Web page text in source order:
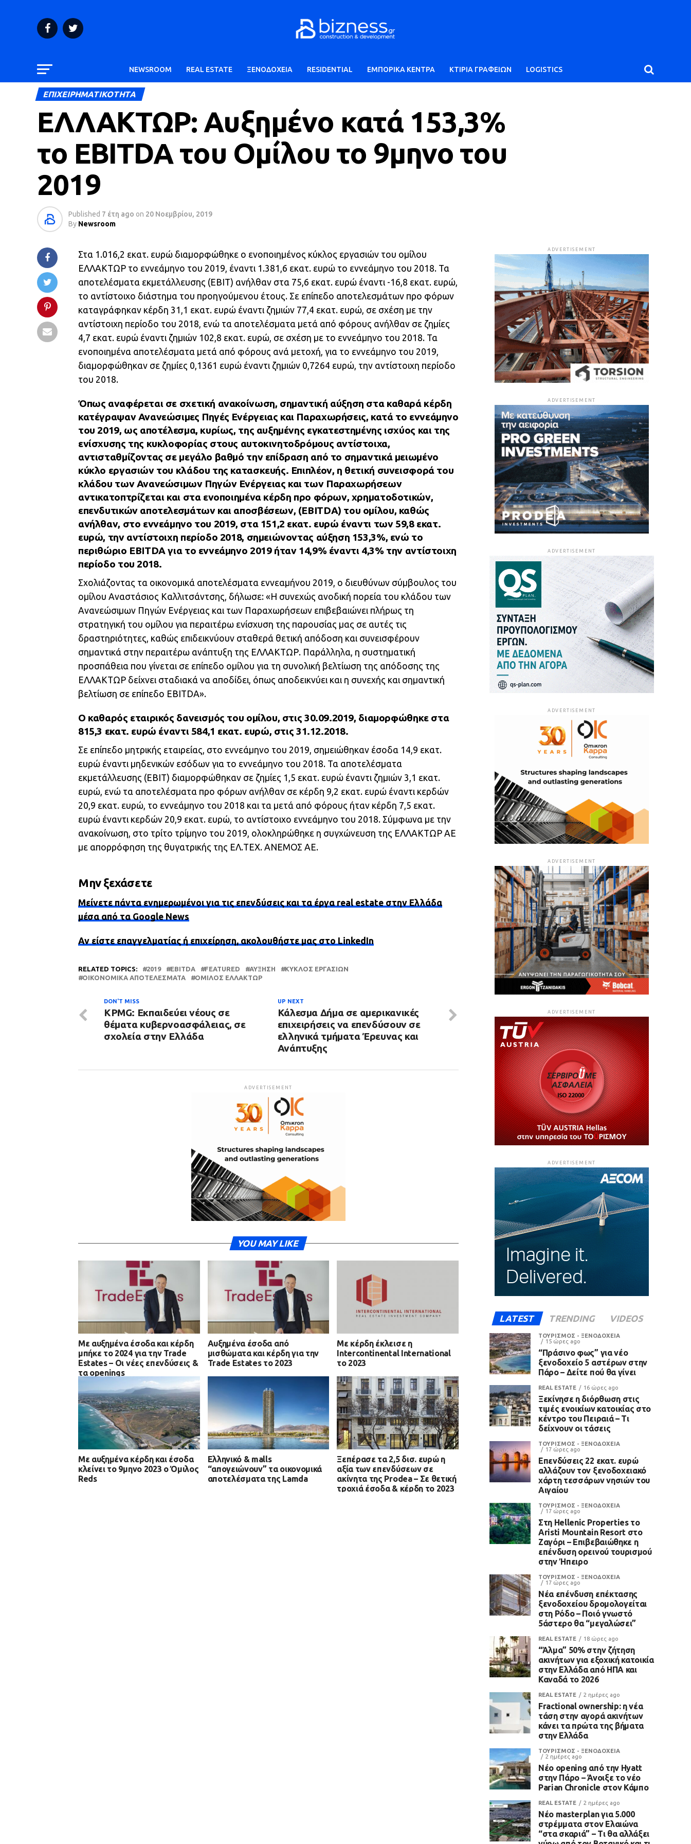
NEWSROOM REAL ESTATE ΞΕΝΟΔΟΧΕΙΑ RESIDENTIAL ΕΜΠΟΡΙΚΑ ΚΕΝΤΡΑ ΚΤΙΡΙΑ ΓΡΑΦΕΙΩΝ LOGISTICS
ΕΠΙΧΕΙΡΗΜΑΤΙΚΟΤΗΤΑ
ΕΛΛΑΚΤΩΡ: Αυξημένο κατά 153,3%
το EBITDA του Ομίλου το 9μηνο του
2019
Published 7 έτη ago on 20 Νοεμβρίου, 2019
By Newsroom
Στα 1.016,2 εκατ. ευρώ διαμορφώθηκε ο ενοποιημένος κύκλος εργασιών του ομίλου
ΕΛΛΑΚΤΩΡ το εννεάμηνο του 2019, έναντι 1.381,6 εκατ. ευρώ το εννεάμηνο του 2018. Τα
αποτελέσματα εκμετάλλευσης (ΕΒΙΤ) ανήλθαν στα 75,6 εκατ. ευρώ έναντι -16,8 εκατ. ευρώ,
το αντίστοιχο διάστημα του προηγούμενου έτους. Σε επίπεδο αποτελεσμάτων προ φόρων
καταγράφηκαν κέρδη 31,1 εκατ. ευρώ έναντι ζημιών 77,4 εκατ. ευρώ, σε σχέση με την
αντίστοιχη περίοδο του 2018, ενώ τα αποτελέσματα μετά από φόρους ανήλθαν σε ζημίες
4,7 εκατ. ευρώ έναντι ζημιών 102,8 εκατ. ευρώ, σε σχέση με το εννεάμηνο του 2018. Τα
ενοποιημένα αποτελέσματα μετά από φόρους ανά μετοχή, για το εννεάμηνο του 2019,
διαμορφώθηκαν σε ζημίες 0,1361 ευρώ έναντι ζημιών 0,7264 ευρώ, την αντίστοιχη περίοδο
του 2018.
Όπως αναφέρεται σε σχετική ανακοίνωση, σημαντική αύξηση στα καθαρά κέρδη
κατέγραψαν Ανανεώσιμες Πηγές Ενέργειας και Παραχωρήσεις, κατά το εννεάμηνο
του 2019, ως αποτέλεσμα, κυρίως, της αυξημένης εγκατεστημένης ισχύος και της
ενίσχυσης της κυκλοφορίας στους αυτοκινητοδρόμους αντίστοιχα,
αντισταθμίζοντας σε μεγάλο βαθμό την επίδραση από το σημαντικά μειωμένο
κύκλο εργασιών του κλάδου της κατασκευής. Επιπλέον, η θετική συνεισφορά του
κλάδου των Ανανεώσιμων Πηγών Ενέργειας και των Παραχωρήσεων
αντικατοπτρίζεται και στα ενοποιημένα κέρδη προ φόρων, χρηματοδοτικών,
επενδυτικών αποτελεσμάτων και αποσβέσεων, (EBITDA) του ομίλου, καθώς
ανήλθαν, στο εννεάμηνο του 2019, στα 151,2 εκατ. ευρώ έναντι των 59,8 εκατ.
ευρώ, την αντίστοιχη περίοδο 2018, σημειώνοντας αύξηση 153,3%, ενώ το
περιθώριο EBITDA για το εννεάμηνο 2019 ήταν 14,9% έναντι 4,3% την αντίστοιχη
περίοδο του 2018.
Σχολιάζοντας τα οικονομικά αποτελέσματα εννεαμήνου 2019, ο διευθύνων σύμβουλος του
ομίλου Αναστάσιος Καλλιτσάντσης, δήλωσε: «Η συνεχώς ανοδική πορεία του κλάδου των
Ανανεώσιμων Πηγών Ενέργειας και των Παραχωρήσεων επιβεβαιώνει πλήρως τη
στρατηγική του ομίλου για περαιτέρω ενίσχυση της παρουσίας μας σε αυτές τις
δραστηριότητες, καθώς επιδεικνύουν σταθερά θετική απόδοση και συνεισφέρουν
σημαντικά στην περαιτέρω ανάπτυξη της ΕΛΛΑΚΤΩΡ. Παράλληλα, η συστηματική
προσπάθεια που γίνεται σε επίπεδο ομίλου για τη συνολική βελτίωση της απόδοσης της
ΕΛΛΑΚΤΩΡ δείχνει σταδιακά να αποδίδει, όπως αποδεικνύει και η συνεχής και σημαντική
βελτίωση σε επίπεδο EBITDA».
Ο καθαρός εταιρικός δανεισμός του ομίλου, στις 30.09.2019, διαμορφώθηκε στα
815,3 εκατ. ευρώ έναντι 584,1 εκατ. ευρώ, στις 31.12.2018.
Σε επίπεδο μητρικής εταιρείας, στο εννεάμηνο του 2019, σημειώθηκαν έσοδα 14,9 εκατ.
ευρώ έναντι μηδενικών εσόδων για το εννεάμηνο του 2018. Τα αποτελέσματα
εκμετάλλευσης (ΕΒΙΤ) διαμορφώθηκαν σε ζημίες 1,5 εκατ. ευρώ έναντι ζημιών 3,1 εκατ.
ευρώ, ενώ τα αποτελέσματα προ φόρων ανήλθαν σε κέρδη 9,2 εκατ. ευρώ έναντι κερδών
20,9 εκατ. ευρώ, το εννεάμηνο του 2018 και τα μετά από φόρους ήταν κέρδη 7,5 εκατ.
ευρώ έναντι κερδών 20,9 εκατ. ευρώ, το αντίστοιχο εννεάμηνο του 2018. Σύμφωνα με την
ανακοίνωση, στο τρίτο τρίμηνο του 2019, ολοκληρώθηκε η συγχώνευση της ΕΛΛΑΚΤΩΡ ΑΕ
με απορρόφηση της θυγατρικής της ΕΛ.ΤΕΧ. ΑΝΕΜΟΣ ΑΕ.
Μην ξεχάσετε
Μείνετε πάντα ενημερωμένοι για τις επενδύσεις και τα έργα real estate στην Ελλάδα
μέσα από τα Google News
Αν είστε επαγγελματίας ή επιχείρηση, ακολουθήστε μας στο LinkedIn
RELATED TOPICS: 2019 EBITDA FEATURED ΑΎΞΗΣΗ
ΚΎΚΛΟΣ ΕΡΓΑΣΙΏΝ
ΟΙΚΟΝΟΜΙΚΆ ΑΠΟΤΕΛΈΣΜΑΤΑ
ΌΜΙΛΟΣ ΕΛΛΑΚΤΩΡ
UP NEXT
Κάλεσμα Δήμα σε αμερικανικές
επιχειρήσεις να επενδύσουν σε
ελληνικά τμήματα Έρευνας και
Ανάπτυξης
DON'T MISS
KPMG: Εκπαιδεύει νέους σε
θέματα κυβερνοασφάλειας, σε
σχολεία στην Ελλάδα
ADVERTISEMENT
YOU MAY LIKE
Με αυξημένα έσοδα και κέρδη
μπήκε το 2024 για την Trade
Estates – Οι νέες επενδύσεις &
τα openings
Αυξημένα έσοδα από
μισθώματα και κέρδη για την
Trade Estates το 2023
Με κέρδη έκλεισε η
Intercontinental International
το 2023
Με αυξημένα κέρδη και έσοδα
κλείνει το 9μηνο 2023 ο Όμιλος
Reds
Ελληνικό & malls
“απογειώνουν” τα οικονομικά
αποτελέσματα της Lamda
Ξεπέρασε τα 2,5 δισ. ευρώ η
αξία των επενδύσεων σε
ακίνητα της Prodea – Σε θετική
τροχιά έσοδα & κέρδη το 2023
ADVERTISEMENT
ADVERTISEMENT
ADVERTISEMENT
ADVERTISEMENT
ADVERTISEMENT
ADVERTISEMENT
ADVERTISEMENT
LATEST TRENDING VIDEOS
ΤΟΥΡΙΣΜΟΣ - ΞΕΝΟΔΟΧΕΙΑ
15 ώρες ago
“Πράσινο φως” για νέο
ξενοδοχείο 5 αστέρων στην
Πάρο – Δείτε πού θα γίνει
REAL ESTATE 16 ώρες ago
Ξεκίνησε η διόρθωση στις
τιμές ενοικίων κατοικίας στο
κέντρο του Πειραιά – Τι
δείχνουν οι τάσεις
ΤΟΥΡΙΣΜΟΣ - ΞΕΝΟΔΟΧΕΙΑ
17 ώρες ago
Επενδύσεις 22 εκατ. ευρώ
αλλάζουν τον ξενοδοχειακό
χάρτη τεσσάρων νησιών του
Αιγαίου
ΤΟΥΡΙΣΜΟΣ - ΞΕΝΟΔΟΧΕΙΑ
17 ώρες ago
Στη Hellenic Properties το
Aristi Mountain Resort στο
Ζαγόρι – Επιβεβαιώθηκε η
επένδυση ορεινού τουρισμού
στην Ήπειρο
ΤΟΥΡΙΣΜΟΣ - ΞΕΝΟΔΟΧΕΙΑ
17 ώρες ago
Νέα επένδυση επέκτασης
ξενοδοχείου δρομολογείται
στη Ρόδο – Ποιό γνωστό
5άστερο θα “μεγαλώσει”
REAL ESTATE 18 ώρες ago
“Άλμα” 50% στην ζήτηση
ακινήτων για εξοχική κατοικία
στην Ελλάδα από ΗΠΑ και
Καναδά το 2026
REAL ESTATE 2 ημέρες ago
Fractional ownership: η νέα
τάση στην αγορά ακινήτων
κάνει τα πρώτα της βήματα
στην Ελλάδα
ΤΟΥΡΙΣΜΟΣ - ΞΕΝΟΔΟΧΕΙΑ
2 ημέρες ago
Νέο opening από την Hyatt
στην Πάρο – Άνοιξε το νέο
Parian Chronicle στον Κάμπο
REAL ESTATE 2 ημέρες ago
Νέο masterplan για 5.000
στρέμματα στον Ελαιώνα
“στα σκαριά” – Τι θα αλλάξει